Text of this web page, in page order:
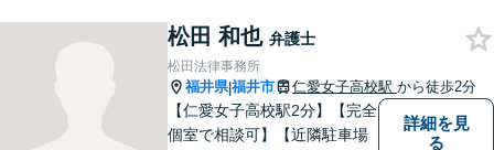
中国語対応】大都市に負けな
い質と幅の法的なサービスを
提供することを目指していま
す。
松田 和也 弁護士
松田法律事務所
福井県|福井市 仁愛女子高校駅 から徒歩2分
【仁愛女子高校駅2分】【完全
個室で相談可】【近隣駐車場
詳細を見
る